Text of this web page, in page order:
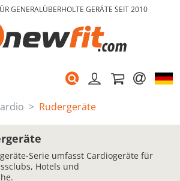
GENERALÜBERHOLTE GERÄTE SEIT 2010
Rudergeräte
Serie umfasst Cardiogeräte für
Hotels und